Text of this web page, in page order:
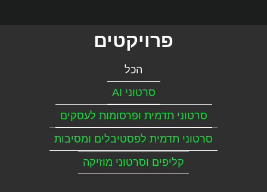
פרויקטים
סרטוני AI
סרטוני תדמית ופרסומות לעסקים
סרטוני תדמית לפסטיבלים ומסיבות
קליפים וסרטוני מוזיקה
הכל